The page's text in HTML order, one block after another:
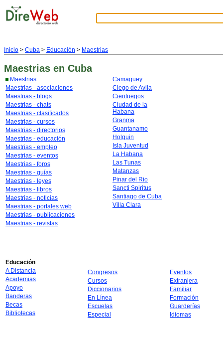
Inicio > Cuba > Educación > Maestrias
Maestrias en Cuba
Maestrias
Maestrias - asociaciones
Maestrias - blogs
Maestrias - chats
Maestrias - clasificados
Maestrias - cursos
Maestrias - directorios
Maestrias - educación
Maestrias - empleo
Maestrias - eventos
Maestrias - foros
Maestrias - guías
Maestrias - leyes
Maestrias - libros
Maestrias - noticias
Maestrias - portales web
Maestrias - publicaciones
Maestrias - revistas
Camaguey
Ciego de Avila
Cienfuegos
Ciudad de la
Habana
Granma
Guantanamo
Holguin
Isla Juventud
La Habana
Las Tunas
Matanzas
Pinar del Rio
Sancti Spiritus
Santiago de Cuba
Villa Clara
Educación
A Distancia
Academias
Apoyo
Banderas
Becas
Bibliotecas
Congresos
Cursos
Diccionarios
En Línea
Escuelas
Especial
Eventos
Extranjera
Familiar
Formación
Guarderías
Idiomas